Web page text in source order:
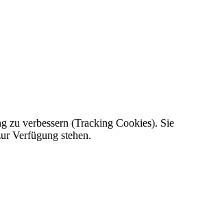
zu verbessern (Tracking Cookies). Sie
Verfügung stehen.